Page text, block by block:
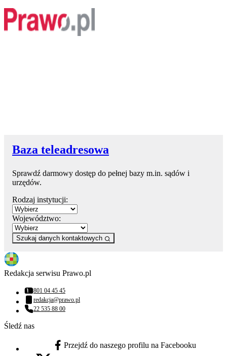
Baza teleadresowa
Sprawdź darmowy dostęp do pełnej bazy m.in. sądów i
urzędów.
Rodzaj instytucji:
Województwo:
Szukaj danych kontaktowych
Redakcja serwisu Prawo.pl
Numer telefonu:
801 04 45 45
Adres email:
redakcja@prawo.pl
Numer telefonu:
22 535 88 00
Śledź nas
facebook - otwiera się w nowej karcie
Przejdź do naszego profilu na Facebooku